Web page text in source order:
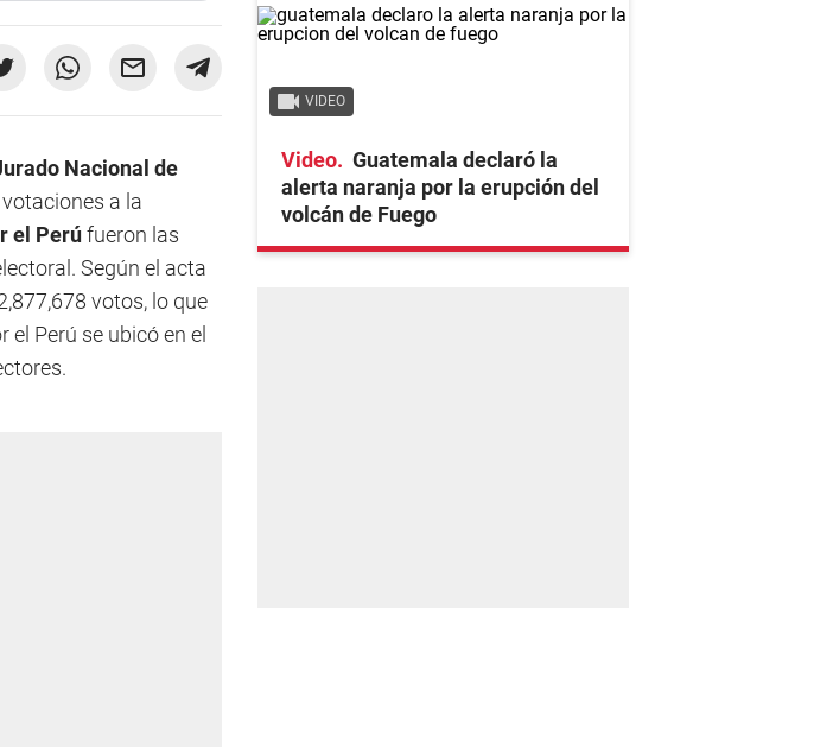
Nacional de
a la
el Perúfueron las
Según el acta
votos, lo que
el Perú se ubicó en el
VIDEO
Video
Guatemala declaró la
alerta naranja por la erupción del
volcán de Fuego